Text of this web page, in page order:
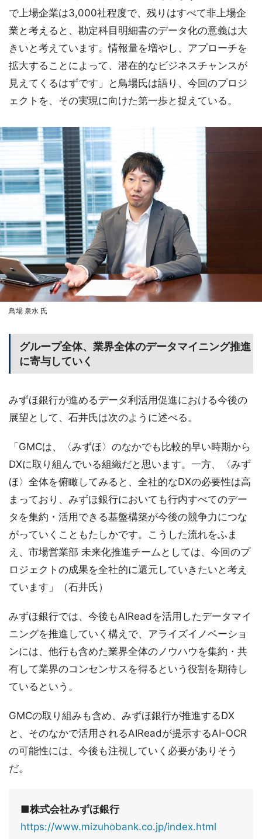
で上場企業は3,000社程度で、残りはすべて非上場企
業と考えると、勘定科目明細書のデータ化の意義は大
きいと考えています。情報量を増やし、アプローチを
拡大することによって、潜在的なビジネスチャンスが
見えてくるはずです」と鳥場氏は語り、今回のプロジ
ェクトを、その実現に向けた第一歩と捉えている。
鳥場 泉水 氏
グループ全体、業界全体のデータマイニング推進
に寄与していく
みずほ銀行が進めるデータ利活用促進における今後の
展望として、石井氏は次のように述べる。
「GMCは、〈みずほ〉のなかでも比較的早い時期から
DXに取り組んでいる組織だと思います。一方、〈みず
ほ〉全体を俯瞰してみると、全社的なDXの必要性は高
まっており、みずほ銀行においても行内すべてのデー
タを集約・活用できる基盤構築が今後の競争力につな
がっていくこともたしかです。こうした流れをふま
え、市場営業部 未来化推進チームとしては、今回のプ
ロジェクトの成果を全社的に還元していきたいと考え
ています」（石井氏）
みずほ銀行では、今後もAIReadを活用したデータマイ
ニングを推進していく構えで、アライズイノベーショ
ンには、他行も含めた業界全体のノウハウを集約・共
有して業界のコンセンサスを得るという役割を期待し
ているという。
GMCの取り組みも含め、みずほ銀行が推進するDX
と、そのなかで活用されるAIReadが提示するAI-OCR
の可能性には、今後も注視していく必要がありそう
だ。
■株式会社みずほ銀行
https://www.mizuhobank.co.jp/index.html